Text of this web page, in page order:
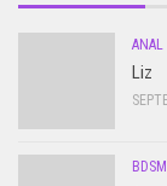
ANAL
Liz
BDSM